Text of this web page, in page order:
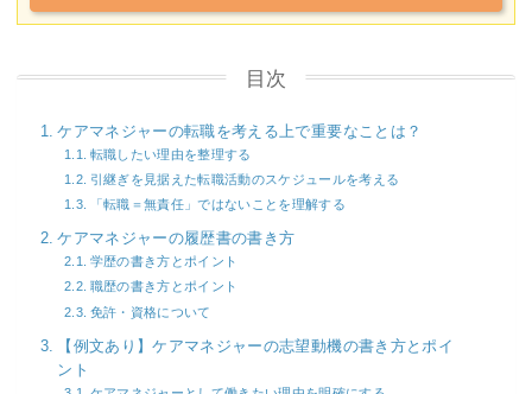
目次
ケアマネジャーの転職を考える上で重要なことは？
転職したい理由を整理する
引継ぎを見据えた転職活動のスケジュールを考える
「転職＝無責任」ではないことを理解する
ケアマネジャーの履歴書の書き方
学歴の書き方とポイント
職歴の書き方とポイント
免許・資格について
【例文あり】ケアマネジャーの志望動機の書き方とポイ
ント